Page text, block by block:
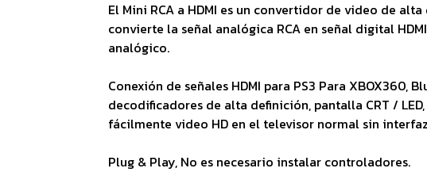
El Mini RCA a HDMI es un convertidor de video de
convierte la señal analógica RCA en señal digital
analógico.
Conexión de señales HDMI para PS3 Para XBOX360,
decodificadores de alta definición, pantalla CRT /
fácilmente video HD en el televisor normal sin interfaz
Plug & Play, No es necesario instalar controladores.